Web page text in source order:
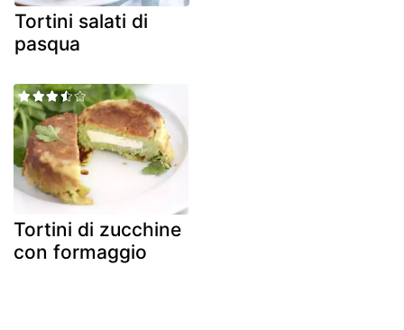
Tortini salati di
pasqua
Tortini di zucchine
con formaggio